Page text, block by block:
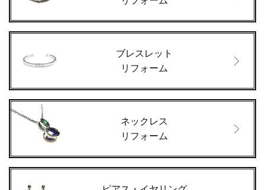
ブレスレット
リフォーム
ネックレス
リフォーム